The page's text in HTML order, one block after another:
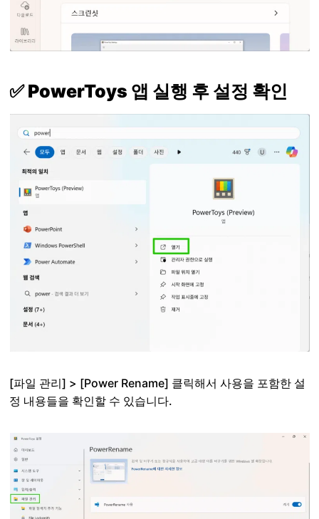
✅ PowerToys 앱 실행 후 설정 확인
[파일 관리] > [Power Rename] 클릭해서 사용을 포함한 설
정 내용들을 확인할 수 있습니다.